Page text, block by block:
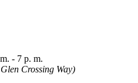
- 7 p. m.
Crossing Way)